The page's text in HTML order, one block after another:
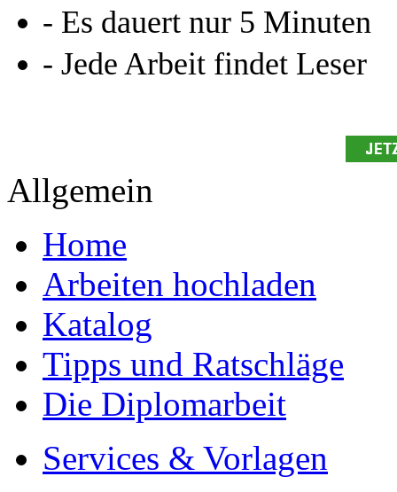
- Es dauert nur 5 Minuten
- Jede Arbeit findet Leser
Allgemein
Home
Arbeiten hochladen
Katalog
Tipps und Ratschläge
Die Diplomarbeit
Services & Vorlagen